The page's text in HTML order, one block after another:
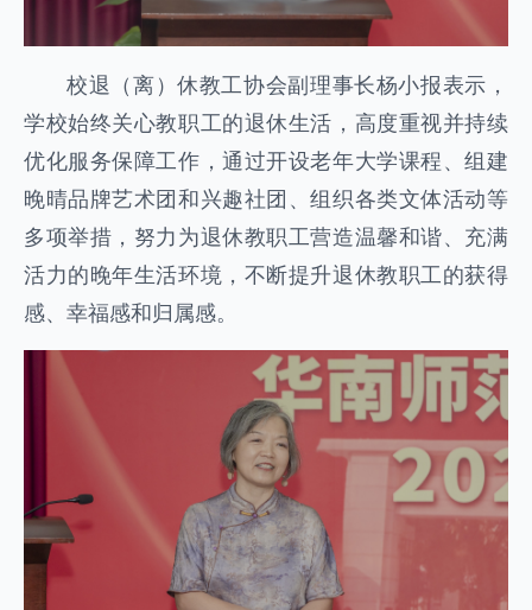
校退（离）休教工协会副理事长杨小报表示，
学校始终关心教职工的退休生活，高度重视并持续
优化服务保障工作，通过开设老年大学课程、组建
晚晴品牌艺术团和兴趣社团、组织各类文体活动等
多项举措，努力为退休教职工营造温馨和谐、充满
活力的晚年生活环境，不断提升退休教职工的获得
感、幸福感和归属感。